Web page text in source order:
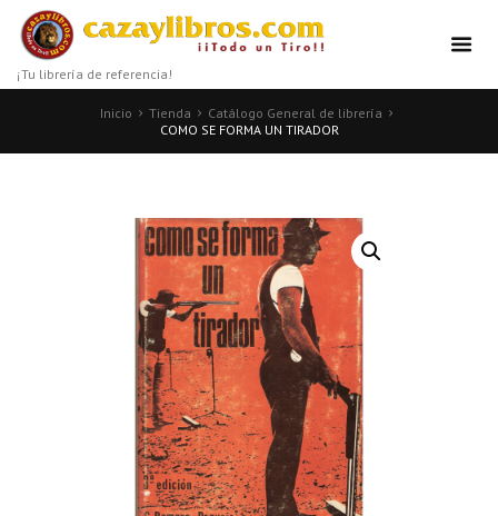
¡Tu librería de referencia!
Inicio Tienda
Catálogo General de librería
COMO SE FORMA UN TIRADOR